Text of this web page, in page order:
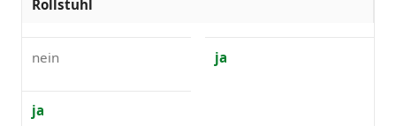
Rollstuhl
nein ja
ja